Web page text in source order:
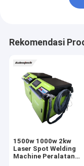
Rekomendasi
1500w 1000w 2kw
Laser Spot Welding
Machine Peralatan